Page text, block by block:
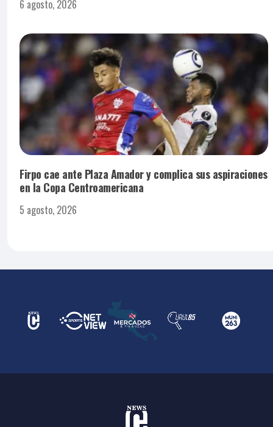
6 agosto, 2026
Firpo cae ante Plaza Amador y complica sus aspiraciones
en la Copa Centroamericana
5 agosto, 2026